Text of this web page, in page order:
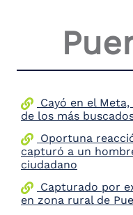
shortcut
activates
screen
reader
navigate
Cayó en el Meta,
de los más
Oportuna
capturó a un
ciudadano
Capturado por
en zona rural de